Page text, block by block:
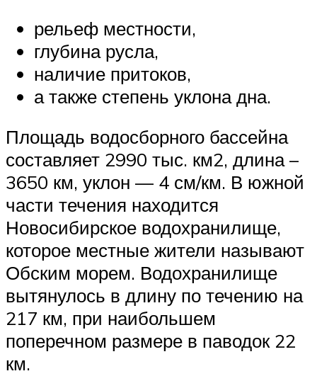
рельеф местности,
глубина русла,
наличие притоков,
а также степень уклона дна.
Площадь водосборного бассейна
составляет 2990 тыс. км2, длина –
3650 км, уклон — 4 см/км. В южной
части течения находится
Новосибирское водохранилище,
которое местные жители называют
Обским морем. Водохранилище
вытянулось в длину по течению на
217 км, при наибольшем
поперечном размере в паводок 22
км.